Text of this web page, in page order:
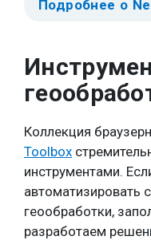
Подробнее о
Коллекция
Toolbox
инструментами.
автоматизировать
геообработки,
разработаем